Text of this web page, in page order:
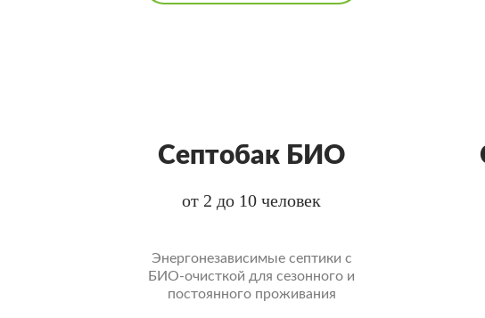
Септобак БИО
от 2 до 10 человек
Энергонезависимые септики с
БИО-очисткой для сезонного и
постоянного проживания